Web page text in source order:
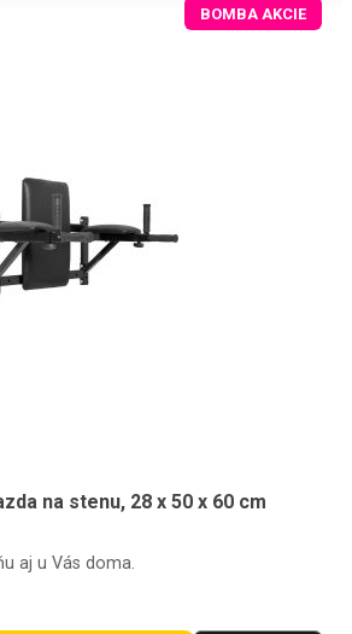
BOMBA AKCIE
na stenu, 28 x 50 x 60 cm
aj u Vás doma.